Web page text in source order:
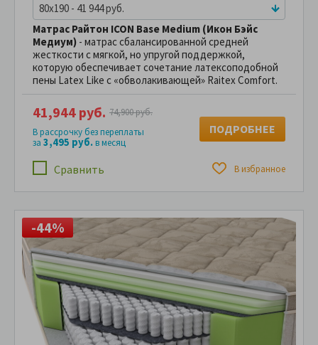
80x190 - 41 944 руб.
Матрас Райтон ICON Base Medium (Икон Бэйс
Медиум) - матрас сбалансированной средней
жесткости с мягкой, но упругой поддержкой,
которую обеспечивает сочетание латексоподобной
пены Latex Like с «обволакивающей» Raitex Comfort.
Сравнить В избранное
41,944 руб. 74,900 руб.
В рассрочку без переплаты
за 3,495 руб.в месяц
ПОДРОБНЕЕ
-44%